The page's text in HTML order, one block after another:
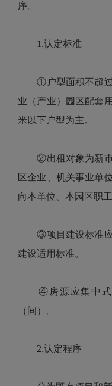
序。
1.认定标准
①户型面积不超过
业（产业）园区配套
米以下户型为主。
②出租对象为新市
区企业、机关事业单
向本单位、本园区职
③项目建设标准应
建设适用标准。
④房源应集中式
（间）。
2.认定程序